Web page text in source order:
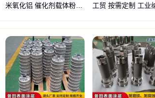
煅烧铝粉 抛光陶瓷 锅炉除垢剂 热换器除污剂 增硬抗
米氧化铝 催化剂载体粉末
工贸 按需定制 工业